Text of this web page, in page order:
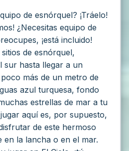
de esnórquel? ¡Tráelo!
¿Necesitas equipo de
¡está incluido!
de esnórquel,
sur hasta llegar a un
más de un metro de
azul turquesa, fondo
estrellas de mar a tu
aquí es, por supuesto,
de este hermoso
en la lancha o en el mar.